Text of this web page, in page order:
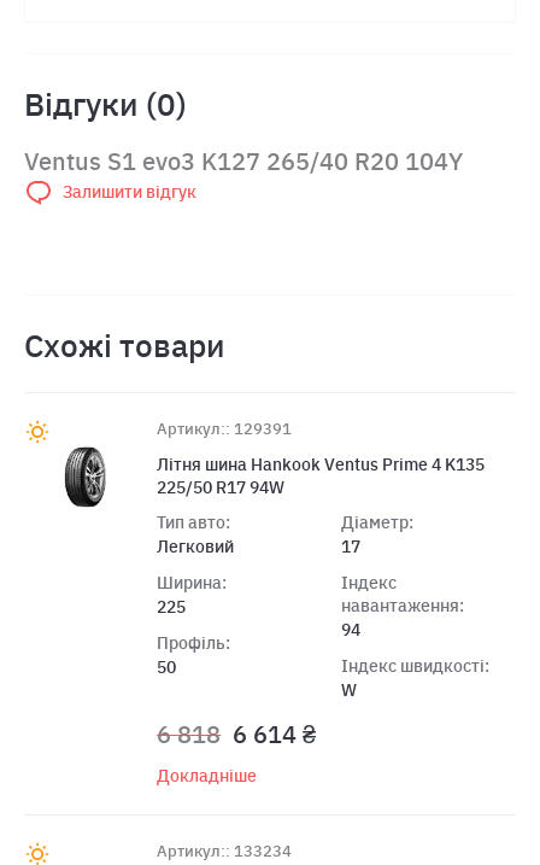
Відгуки (0)
Ventus S1 evo3 K127 265/40 R20 104Y
Залишити відгук
Схожі товари
Артикул:: 129391
Літня шина Hankook Ventus Prime 4 K135
225/50 R17 94W
Тип авто:
Легковий
Ширина:
225
Профіль:
50
Діаметр:
17
Індекс
навантаження:
94
Індекс швидкості:
W
6 818 6 614 ₴
Докладніше
Артикул:: 133234